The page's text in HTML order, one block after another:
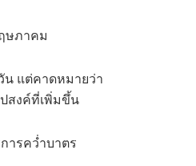
ษภาคม
น แต่คาดหมายว่า
สงค์ที่เพิ่มขึ้น
ารคว่ำบาตร